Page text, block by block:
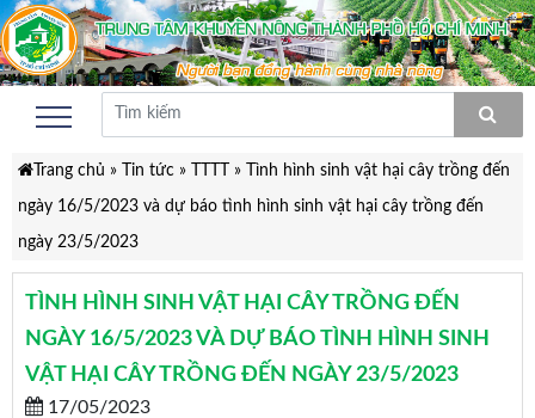
Trang chủ » Tin tức» »
Tình hình sinh vật hại cây trồng đến
ngày 16/5/2023 và dự báo tình hình sinh vật hại cây trồng đến
ngày 23/5/2023
TÌNH HÌNH SINH VẬT HẠI CÂY TRỒNG ĐẾN
NGÀY 16/5/2023 VÀ DỰ BÁO TÌNH HÌNH SINH
VẬT HẠI CÂY TRỒNG ĐẾN NGÀY 23/5/2023
17/05/2023